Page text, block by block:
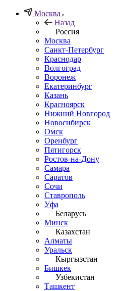
Москва
Назад
Россия
Москва
Санкт-Петербург
Краснодар
Волгоград
Воронеж
Екатеринбург
Казань
Красноярск
Нижний Новгород
Новосибирск
Омск
Оренбург
Пятигорск
Ростов-на-Дону
Самара
Саратов
Сочи
Ставрополь
Уфа
Беларусь
Минск
Казахстан
Алматы
Уральск
Кыргызстан
Бишкек
Узбекистан
Ташкент